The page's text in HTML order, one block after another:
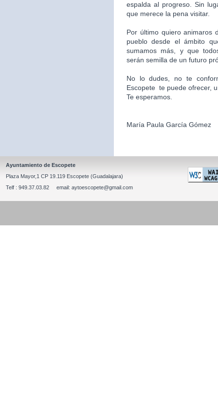
espalda al progreso. Sin
que merece la pena visitar.
Por último quiero animaros
pueblo desde el ámbito
sumamos más, y que
serán semilla de un futuro
No lo dudes, no te
Escopete te puede ofrecer,
Te esperamos.
María Paula García Gómez
Ayuntamiento de Escopete
Plaza Mayor,1 CP 19.119 Escopete (Guadalajara)
Telf : 949.37.03.82 email: aytoescopete@gmail.com